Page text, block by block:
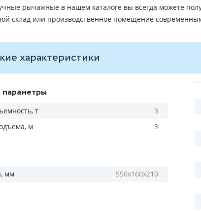
рычажные в нашем каталоге вы всегда можете
склад или производственное помещение
характеристики
т
3
м
3
мм 550х160х210